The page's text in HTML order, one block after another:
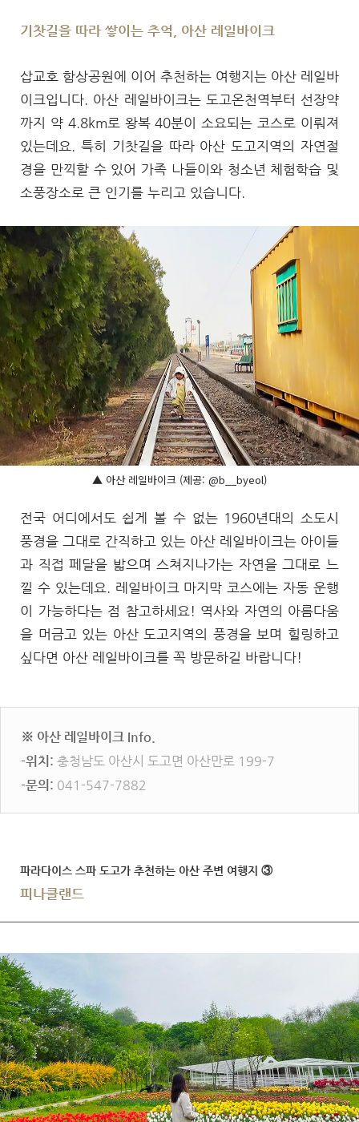
기찻길을 따라 쌓이는 추억, 아산 레일바이크
삽교호 함상공원에 이어 추천하는 여행지는 아산 레일바
이크입니다. 아산 레일바이크는 도고온천역부터 선장약
까지 약 4.8km로 왕복 40분이 소요되는 코스로 이뤄져
있는데요. 특히 기찻길을 따라 아산 도고지역의 자연절
경을 만끽할 수 있어 가족 나들이와 청소년 체험학습 및
소풍장소로 큰 인기를 누리고 있습니다.
▲ 아산 레일바이크 (제공: @b__byeol)
전국 어디에서도 쉽게 볼 수 없는 1960년대의 소도시
풍경을 그대로 간직하고 있는 아산 레일바이크는 아이들
과 직접 페달을 밟으며 스쳐지나가는 자연을 그대로 느
낄 수 있는데요. 레일바이크 마지막 코스에는 자동 운행
이 가능하다는 점 참고하세요! 역사와 자연의 아름다움
을 머금고 있는 아산 도고지역의 풍경을 보며 힐링하고
싶다면 아산 레일바이크를 꼭 방문하길 바랍니다!
※ 아산 레일바이크 Info.
-위치: 충청남도 아산시 도고면 아산만로 199-7
-문의: 041-547-7882
파라다이스 스파 도고가 추천하는 아산 주변 여행지 ③
피나클랜드